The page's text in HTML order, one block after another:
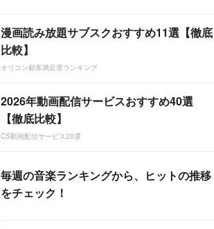
漫画読み放題サブスクおすすめ11選【徹底
比較】
オリコン顧客満足度ランキング
2026年動画配信サービスおすすめ40選
【徹底比較】
CS動画配信サービス20選
毎週の音楽ランキングから、ヒットの推移
をチェック！